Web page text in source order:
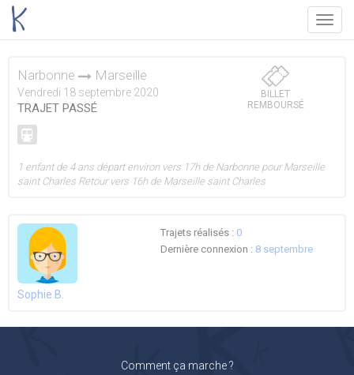
Menu
Narbonne Marseille
Vendredi 18 septembre 2020
TRAJET PASSÉ
BILLET
REMBOURSÉ
1 enfant de 4 ans départ environ vers 17h de Narbonne pour Marseille
saint Charles Retour vers 16h de Marseille saint Charles
Sophie B.
Trajets réalisés : 0
Dernière connexion : 8 septembre
Comment ça marche ?